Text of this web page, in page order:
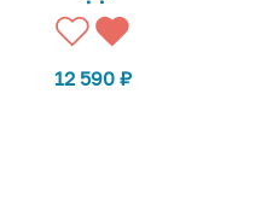
12 590 ₽